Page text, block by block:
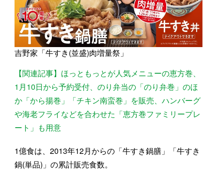
吉野家「牛すき(並盛)肉増量祭」
【関連記事】ほっともっとが人気メニューの恵方巻、
1月10日から予約受付、のり弁当の「のり弁巻」のほ
か「から揚巻」「チキン南蛮巻」を販売、ハンバーグ
や海老フライなどを合わせた「恵方巻ファミリープレ
ート」も用意
1億食は、2013年12月からの「牛すき鍋膳」「牛すき
鍋(単品)」の累計販売食数。